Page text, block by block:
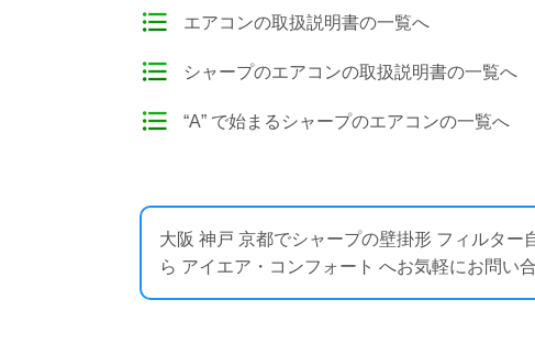
エアコンの取扱説明書の一覧へ
シャープのエアコンの取扱説明書の一覧へ
“A” で始まるシャープのエアコンの一覧へ
大阪 神戸 京都でシャープの壁掛形 フィルタ
ら アイエア・コンフォート へお気軽にお問い